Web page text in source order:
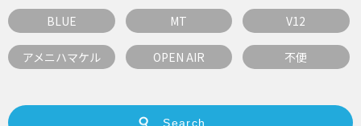
BLUE MT V12
アメニハマケル OPEN AIR 不便